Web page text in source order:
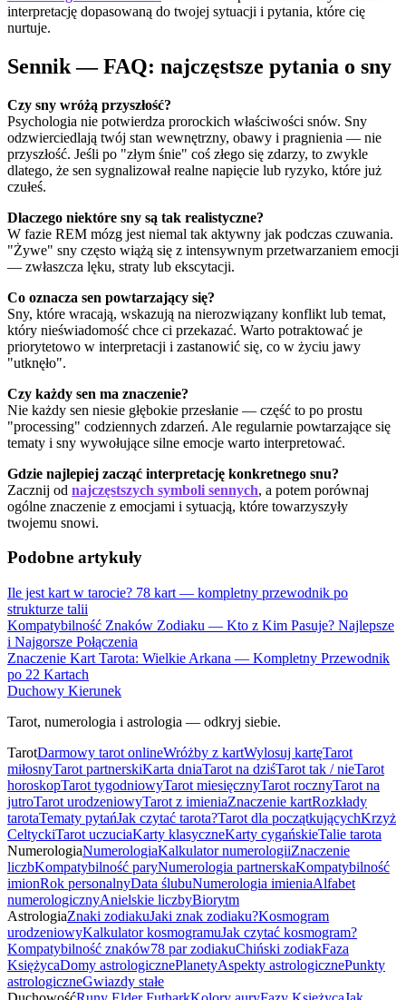
interpretację dopasowaną do twojej sytuacji i pytania, które cię
nurtuje.
Sennik — FAQ: najczęstsze pytania o sny
Czy sny wróżą przyszłość?
Psychologia nie potwierdza prorockich właściwości snów. Sny
odzwierciedlają twój stan wewnętrzny, obawy i pragnienia — nie
przyszłość. Jeśli po "złym śnie" coś złego się zdarzy, to zwykle
dlatego, że sen sygnalizował realne napięcie lub ryzyko, które już
czułeś.
Dlaczego niektóre sny są tak realistyczne?
W fazie REM mózg jest niemal tak aktywny jak podczas czuwania.
"Żywe" sny często wiążą się z intensywnym przetwarzaniem emocji
— zwłaszcza lęku, straty lub ekscytacji.
Co oznacza sen powtarzający się?
Sny, które wracają, wskazują na nierozwiązany konflikt lub temat,
który nieświadomość chce ci przekazać. Warto potraktować je
priorytetowo w interpretacji i zastanowić się, co w życiu jawy
"utknęło".
Czy każdy sen ma znaczenie?
Nie każdy sen niesie głębokie przesłanie — część to po prostu
"processing" codziennych zdarzeń. Ale regularnie powtarzające się
tematy i sny wywołujące silne emocje warto interpretować.
Gdzie najlepiej zacząć interpretację konkretnego snu?
Zacznij od najczęstszych symboli sennych, a potem porównaj
ogólne znaczenie z emocjami i sytuacją, które towarzyszyły
twojemu snowi.
Podobne artykuły
Ile jest kart w tarocie? 78 kart — kompletny przewodnik po
strukturze talii
Kompatybilność Znaków Zodiaku — Kto z Kim Pasuje? Najlepsze
i Najgorsze Połączenia
Znaczenie Kart Tarota: Wielkie Arkana — Kompletny Przewodnik
po 22 Kartach
Duchowy Kierunek
Tarot, numerologia i astrologia — odkryj siebie.
TarotDarmowy tarot onlineWróżby z kartWylosuj kartęTarot
miłosnyTarot partnerskiKarta dniaTarot na dziśTarot tak / nieTarot
horoskopTarot tygodniowyTarot miesięcznyTarot rocznyTarot na
jutroTarot urodzeniowyTarot z imieniaZnaczenie kartRozkłady
tarotaTematy pytańJak czytać tarota?Tarot dla początkującychKrzyż
CeltyckiTarot uczuciaKarty klasyczneKarty cygańskieTalie tarota
NumerologiaNumerologiaKalkulator numerologiiZnaczenie
liczbKompatybilność paryNumerologia partnerskaKompatybilność
imionRok personalnyData ślubuNumerologia imieniaAlfabet
numerologicznyAnielskie liczbyBiorytm
AstrologiaZnaki zodiakuJaki znak zodiaku?Kosmogram
urodzeniowyKalkulator kosmogramuJak czytać kosmogram?
Kompatybilność znaków78 par zodiakuChiński zodiakFaza
KsiężycaDomy astrologicznePlanetyAspekty astrologicznePunkty
astrologiczneGwiazdy stałe